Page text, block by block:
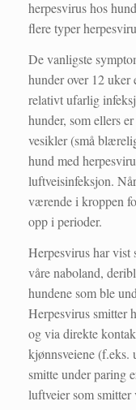
herpesvirus hos
flere typer
De vanligste
hunder over 12 uker
relativt ufarlig
hunder, som ellers
vesikler (små
hund med
luftveisinfeksjon.
værende i kroppen
opp i perioder.
Herpesvirus har vist
våre naboland,
hundene som ble
Herpesvirus smitter
og via direkte
kjønnsveiene (f.eks.
smitte under paring
luftveier som